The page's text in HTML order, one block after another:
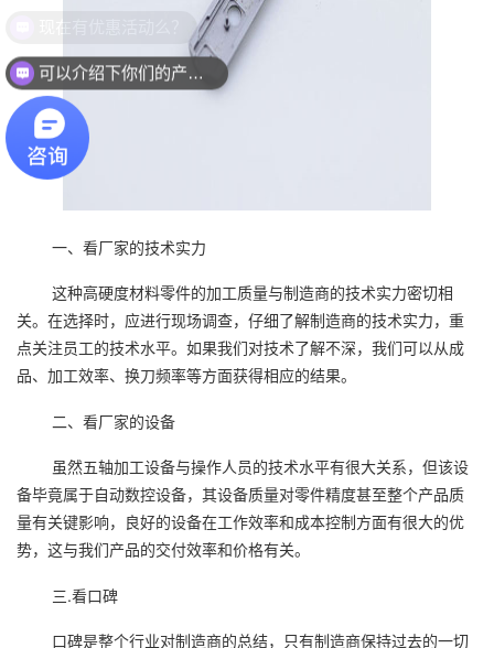
一、看厂家的技术实力
这种高硬度材料零件的加工质量与制造商的技术实力密切相
关。在选择时，应进行现场调查，仔细了解制造商的技术实力，重
点关注员工的技术水平。如果我们对技术了解不深，我们可以从成
品、加工效率、换刀频率等方面获得相应的结果。
二、看厂家的设备
虽然五轴加工设备与操作人员的技术水平有很大关系，但该设
备毕竟属于自动数控设备，其设备质量对零件精度甚至整个产品质
量有关键影响，良好的设备在工作效率和成本控制方面有很大的优
势，这与我们产品的交付效率和价格有关。
三.看口碑
口碑是整个行业对制造商的总结，只有制造商保持过去的一切